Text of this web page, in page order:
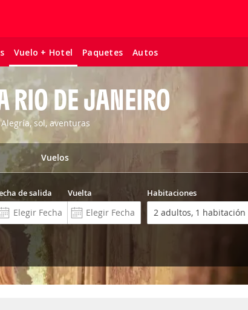
Vuelo + Hotel Paquetes Autos
RIO DE JANEIRO
Alegría, sol, aventuras
Vuelos
de salida Vuelta Habitaciones